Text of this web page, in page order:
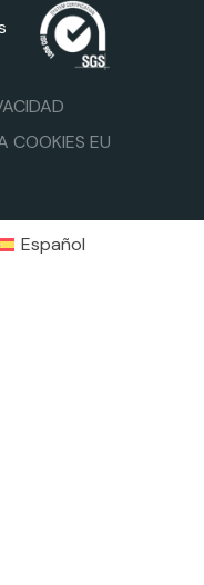
COOKIES EU
Español